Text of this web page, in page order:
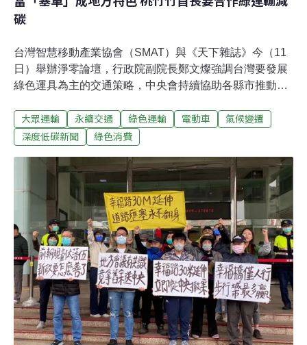
碳
台灣智慧移動產業協會（SMAT）與《天下雜誌》今（11
日）舉辦淨零論壇，行政院副院長鄭文燦強調台灣要發展
綠色運具為主的交通策略，中央會持續協助各縣市推動大
新竹縣市三名正副首長則以當地塞車日常談地方運輸困
境，呼籲交通政策必須因地制宜。行政院副院長：台灣宜
排放，國發會去年3月公布淨零路徑，電動運具化為主要
戰略之一。台灣智慧移動產業協會（SMAT）與《天下雜
誌》今日共同舉辦「未來城市、淨零轉動」台灣城市淨零
治理論壇。SMAT理事長邱俊榮表示，「機車王國」台灣
有1400萬輛機車，呼籲加速電動機車的政策目標，希望
2030年將電動機車年度市售比例提升至50%。行政院副院
長鄭文燦表示，依國際能源總署（IEA）的全球電動車展
望報告，2050年「電能」將成為交通運輸主要動力來源。
台灣機車密度名列世界前茅
大眾運輸 永續交通 綠色運輸 電動車
氣候變遷
深度低碳新聞
綠色消費